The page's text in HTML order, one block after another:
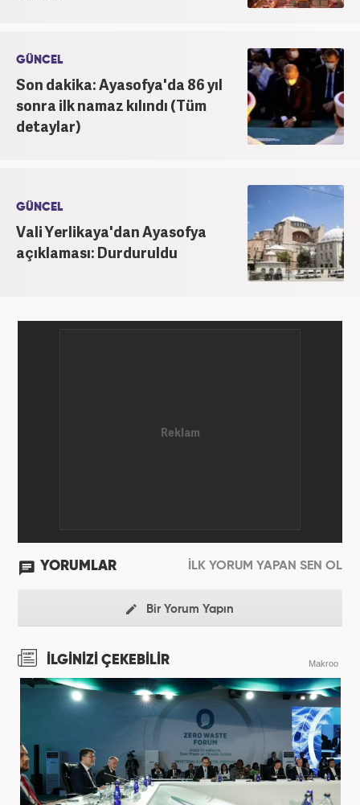
GÜNCEL
Son dakika: Ayasofya'da 86 yıl
sonra ilk namaz kılındı (Tüm
detaylar)
GÜNCEL
Vali Yerlikaya'dan Ayasofya
açıklaması: Durduruldu
YORUMLAR İLK YORUM YAPAN SEN OL
Bir Yorum Yapın
İLGİNİZİ ÇEKEBİLİR Makroo